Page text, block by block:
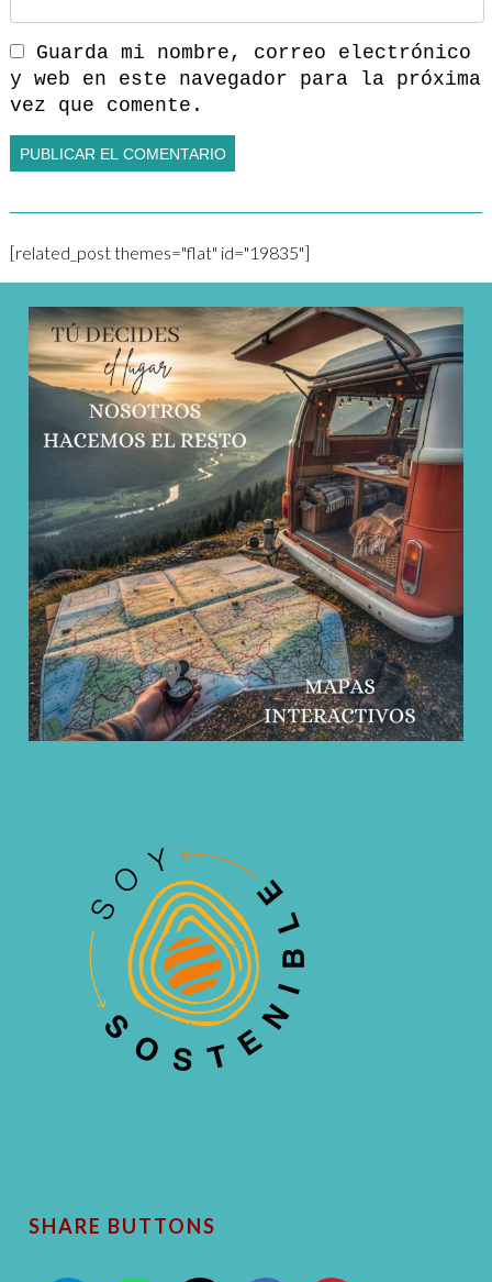
Guarda mi nombre, correo electrónico
y web en este navegador para la próxima
vez que comente.
[related_post themes="flat" id="19835"]
SHARE BUTTONS